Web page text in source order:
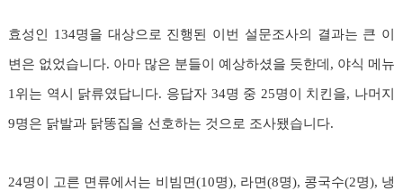
효성인 134명을 대상으로 진행된 이번 설문조사의 결과는 큰 이
변은 없었습니다. 아마 많은 분들이 예상하셨을 듯한데, 야식 메뉴
1위는 역시 닭류였답니다. 응답자 34명 중 25명이 치킨을, 나머지
9명은 닭발과 닭똥집을 선호하는 것으로 조사됐습니다.
24명이 고른 면류에서는 비빔면(10명), 라면(8명), 콩국수(2명), 냉